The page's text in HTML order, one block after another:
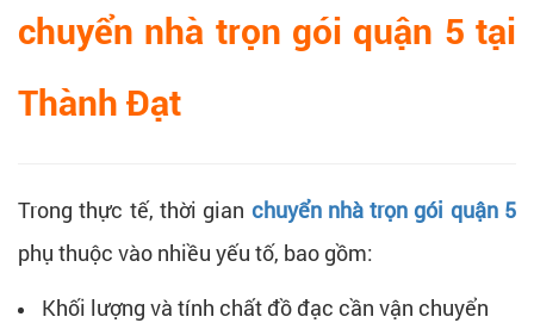
chuyển nhà trọn gói quận 5 tại
Thành Đạt
Trong thực tế, thời gian chuyển nhà trọn gói quận 5
phụ thuộc vào nhiều yếu tố, bao gồm:
Khối lượng và tính chất đồ đạc cần vận chuyển